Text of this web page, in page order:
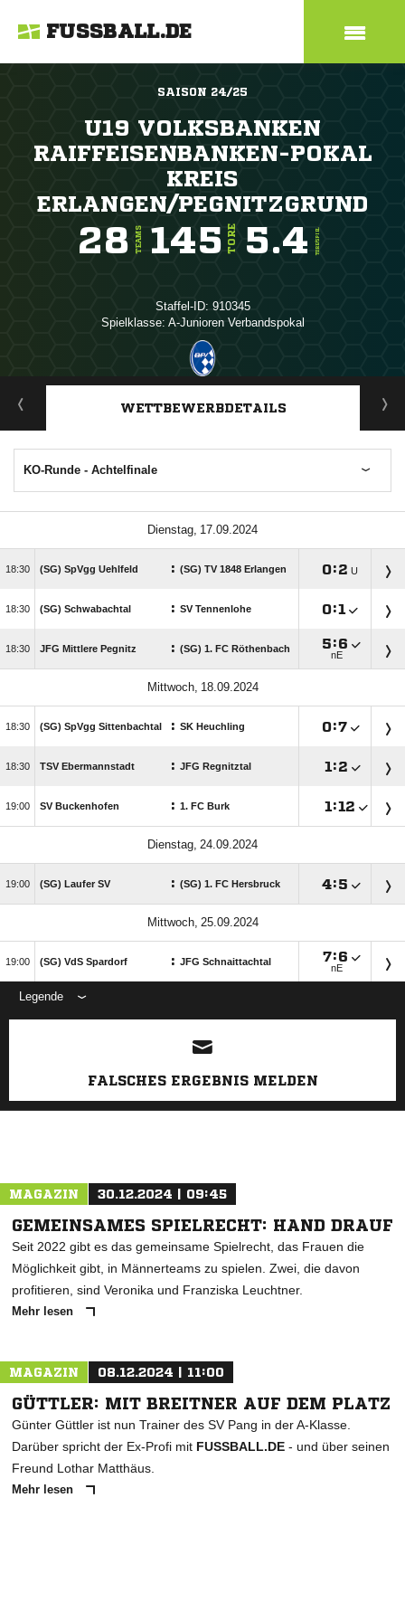
FUSSBALL.DE
SAISON 24/25
U19 VOLKSBANKEN
RAIFFEISENBANKEN-POKAL
KREIS
ERLANGEN/PEGNITZGRUND
28 TEAMS 145 TORE 5.4 TORE/SPIEL
Staffel-ID: 910345
Spielklasse: A-Junioren Verbandspokal
ANZEIGE
WETTBEWERBDETAILS
KO-Runde - Achtelfinale
 
 (SG) SpVgg Uehlfeld : (SG) TV 1848 Erlangen : U
 (SG) Schwabachtal : SV Tennenlohe :
 JFG Mittlere Pegnitz : (SG) 1. FC Röthenbach :
nE
 
 (SG) SpVgg Sittenbachtal : SK Heuchling :
 TSV Ebermannstadt : JFG Regnitztal  :
 SV Buckenhofen : 1. FC Burk  :
 
 (SG) Laufer SV : (SG) 1. FC Hersbruck :
 
 (SG) VdS Spardorf : JFG Schnaittachtal :
nE
Legende
FALSCHES ERGEBNIS MELDEN
MAGAZIN 30.12.2024 | 09:45
GEMEINSAMES SPIELRECHT: HAND DRAUF
Seit 2022 gibt es das gemeinsame Spielrecht, das Frauen die
Möglichkeit gibt, in Männerteams zu spielen. Zwei, die davon
profitieren, sind Veronika und Franziska Leuchtner.
Mehr lesen
MAGAZIN 08.12.2024 | 11:00
GÜTTLER: MIT BREITNER AUF DEM PLATZ
Günter Güttler ist nun Trainer des SV Pang in der A-Klasse.
Darüber spricht der Ex-Profi mit FUSSBALL.DE - und über seinen
Freund Lothar Matthäus.
Mehr lesen